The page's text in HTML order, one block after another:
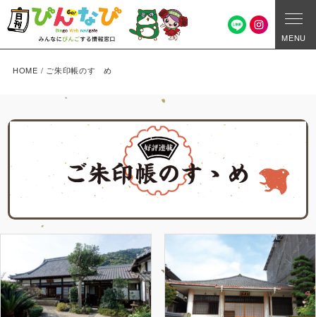
MENU
HOME / ご朱印帳のすゝめ